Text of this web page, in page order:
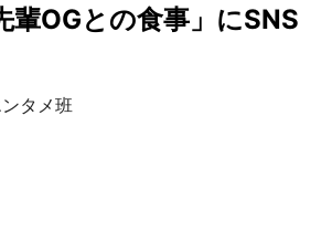
輩OGとの食事」にSNS
タメ班